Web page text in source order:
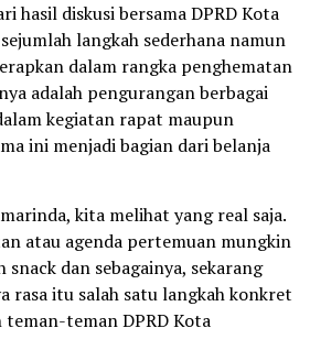
hasil diskusi bersama DPRD Kota
langkah sederhana namun
dalam rangka penghematan
adalah pengurangan berbagai
kegiatan rapat maupun
ini menjadi bagian dari belanja
kita melihat yang real saja.
atau agenda pertemuan mungkin
snack dan sebagainya, sekarang
rasa itu salah satu langkah konkret
teman-teman DPRD Kota